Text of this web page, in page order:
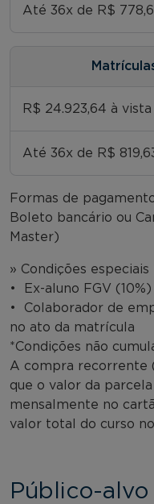
Até 36x de R$
R$ 24.923,64 à vista
Até 36x de R$
Formas de
Boleto bancário ou
Master)
» Condições especiais
• Ex-aluno FGV
• Colaborador de
no ato da matrícula
*Condições não
A compra recorrente
que o valor da
mensalmente no
valor total do curso
Público-alvo